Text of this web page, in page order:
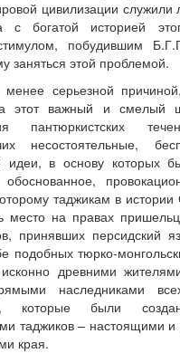
цивилизации
с богатой историей
побудившим
заняться этой проблемой.
менее серьезной
этот важный и смелый
пантюркистских
несостоятельные,
идеи, в основу которых
таджикам в
место на правах
принявших персидский
подобных тюрко-
древними
наследниками
которые были
таджиков – настоящими
края.